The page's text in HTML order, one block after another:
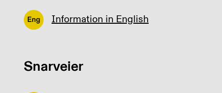
Information in English
Snarveier